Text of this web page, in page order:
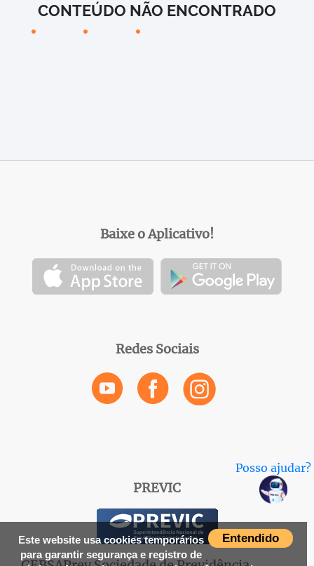
CONTEÚDO NÃO ENCONTRADO
Baixe o Aplicativo!
Redes Sociais
PREVIC
Entendido
Este website usa cookies temporários
para garantir segurança e registro de
Posso ajudar?